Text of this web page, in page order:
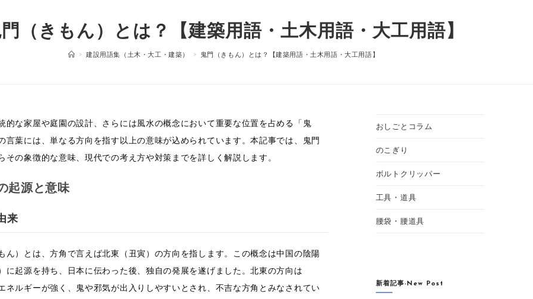
（きもん）とは？【建築用語・土木用語・大工用語】
> 建設用語集（土木・大工・建築） > 鬼門（きもん）とは？【建築用語・土木用語・大工用語】
的な家屋や庭園の設計、さらには風水の概念において重要な位置を占める「鬼
言葉には、単なる方向を指す以上の意味が込められています。本記事では、鬼門
その象徴的な意味、現代での考え方や対策までを詳しく解説します。
起源と意味
来
ん）とは、方角で言えば北東（丑寅）の方向を指します。この概念は中国の陰陽
に起源を持ち、日本に伝わった後、独自の発展を遂げました。北東の方向は
ネルギーが強く、鬼や邪気が出入りしやすいとされ、不吉な方角とみなされてい
おしごとコラム
のこぎり
ボルトクリッパー
工具・道具
腰袋・腰道具
新着記事-New Post